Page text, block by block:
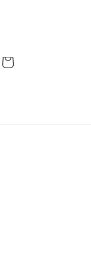
Cart